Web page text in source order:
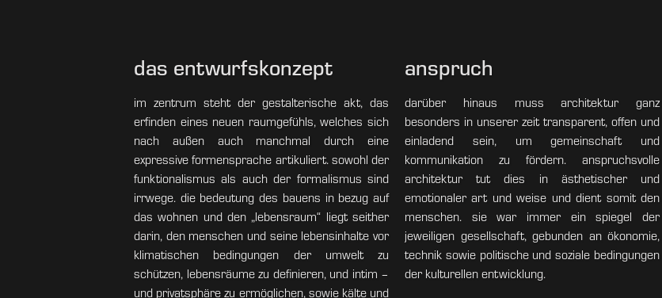
das entwurfskonzept
im zentrum steht der gestalterische akt, das
erfinden eines neuen raumgefühls, welches sich
nach außen auch manchmal durch eine
expressive formensprache artikuliert. sowohl der
funktionalismus als auch der formalismus sind
irrwege. die bedeutung des bauens in bezug auf
das wohnen und den „lebensraum“ liegt seither
darin, den menschen und seine lebensinhalte vor
klimatischen bedingungen der umwelt zu
schützen, lebensräume zu definieren, und intim –
und privatsphäre zu ermöglichen, sowie kälte und
anspruch
darüber hinaus muss architektur ganz
besonders in unserer zeit transparent, offen und
einladend sein, um gemeinschaft und
kommunikation zu fördern. anspruchsvolle
architektur tut dies in ästhetischer und
emotionaler art und weise und dient somit den
menschen. sie war immer ein spiegel der
jeweiligen gesellschaft, gebunden an ökonomie,
technik sowie politische und soziale bedingungen
der kulturellen entwicklung.